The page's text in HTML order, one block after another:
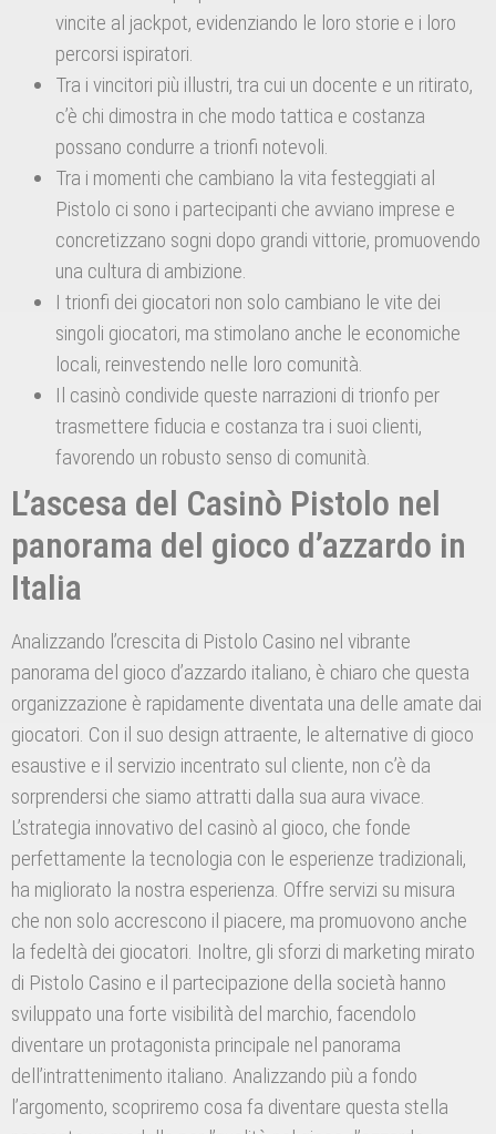
vincite al jackpot, evidenziando le loro storie e i loro
percorsi ispiratori.
Tra i vincitori più illustri, tra cui un docente e un ritirato,
c’è chi dimostra in che modo tattica e costanza
possano condurre a trionfi notevoli.
Tra i momenti che cambiano la vita festeggiati al
Pistolo ci sono i partecipanti che avviano imprese e
concretizzano sogni dopo grandi vittorie, promuovendo
una cultura di ambizione.
I trionfi dei giocatori non solo cambiano le vite dei
singoli giocatori, ma stimolano anche le economiche
locali, reinvestendo nelle loro comunità.
Il casinò condivide queste narrazioni di trionfo per
trasmettere fiducia e costanza tra i suoi clienti,
favorendo un robusto senso di comunità.
L’ascesa del Casinò Pistolo nel
panorama del gioco d’azzardo in
Italia
Analizzando l’crescita di Pistolo Casino nel vibrante
panorama del gioco d’azzardo italiano, è chiaro che questa
organizzazione è rapidamente diventata una delle amate dai
giocatori. Con il suo design attraente, le alternative di gioco
esaustive e il servizio incentrato sul cliente, non c’è da
sorprendersi che siamo attratti dalla sua aura vivace.
L’strategia innovativo del casinò al gioco, che fonde
perfettamente la tecnologia con le esperienze tradizionali,
ha migliorato la nostra esperienza. Offre servizi su misura
che non solo accrescono il piacere, ma promuovono anche
la fedeltà dei giocatori. Inoltre, gli sforzi di marketing mirato
di Pistolo Casino e il partecipazione della società hanno
sviluppato una forte visibilità del marchio, facendolo
diventare un protagonista principale nel panorama
dell’intrattenimento italiano. Analizzando più a fondo
l’argomento, scopriremo cosa fa diventare questa stella